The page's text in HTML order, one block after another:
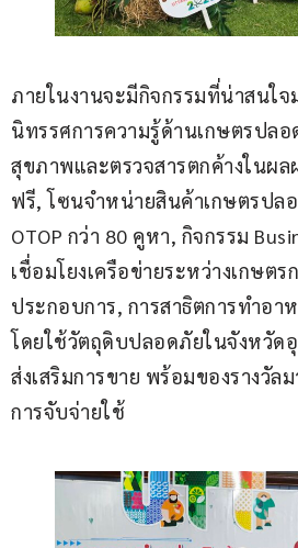
ภายในงานจะมีกิจกรรมที่น่าสนใจ
นิทรรศการความรู้ด้านเกษตรปลอ
สุขภาพและตรวจสารตกค้างในผล
ฟรี, โซนจำหน่ายสินค้าเกษตรปล
OTOP กว่า 80 คูหา, กิจกรรม
เชื่อมโยงเครือข่ายระหว่างเกษต
ประกอบการ, การสาธิตการทำอา
โดยใช้วัตถุดิบปลอดภัยในจังหวัด
ส่งเสริมการขาย พร้อมของรางวัล
การจับจ่ายใช้